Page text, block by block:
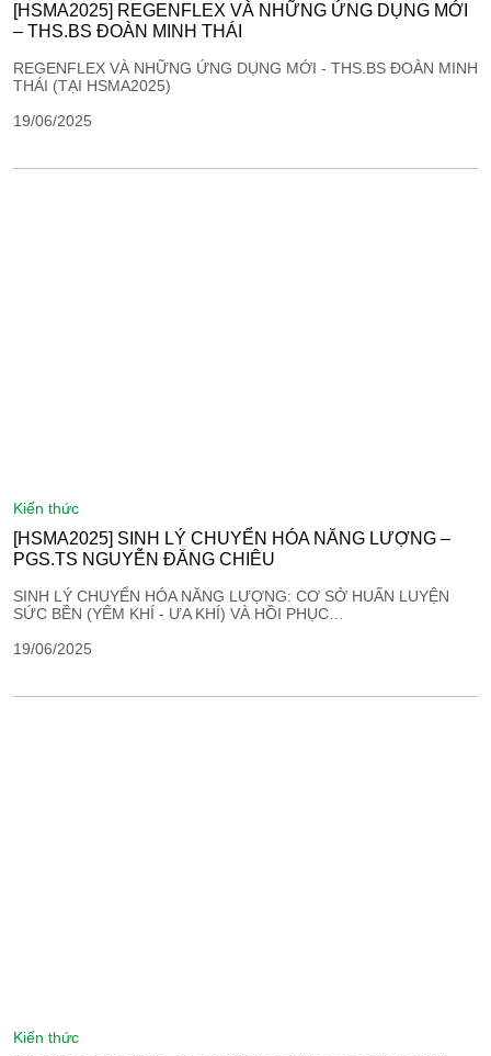
[HSMA2025] REGENFLEX VÀ NHỮNG ỨNG DỤNG MỚI
– THS.BS ĐOÀN MINH THÁI
REGENFLEX VÀ NHỮNG ỨNG DỤNG MỚI - THS.BS ĐOÀN MINH
THÁI (TẠI HSMA2025)
19/06/2025
kiến thức
[HSMA2025] SINH LÝ CHUYỂN HÓA NĂNG LƯỢNG –
PGS.TS NGUYỄN ĐĂNG CHIÊU
SINH LÝ CHUYỂN HÓA NĂNG LƯỢNG: CƠ SỞ HUẤN LUYỆN
SỨC BỀN (YẾM KHÍ - ƯA KHÍ) VÀ HỒI PHỤC…
19/06/2025
kiến thức